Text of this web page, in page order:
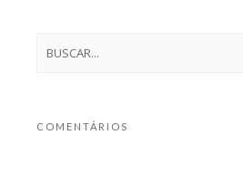
COMENTÁRIOS